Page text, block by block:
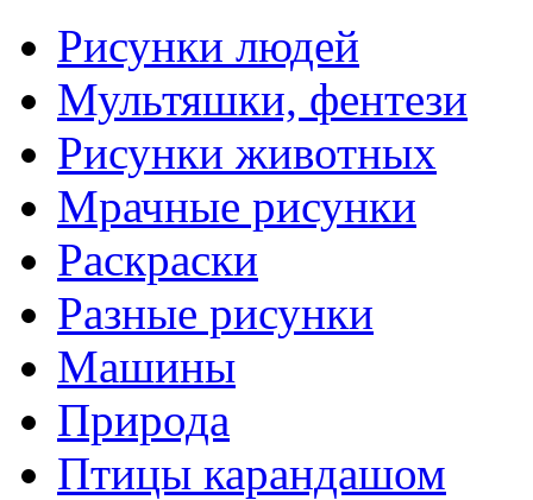
Рисунки людей
Мультяшки, фентези
Рисунки животных
Мрачные рисунки
Раскраски
Разные рисунки
Машины
Природа
Птицы карандашом